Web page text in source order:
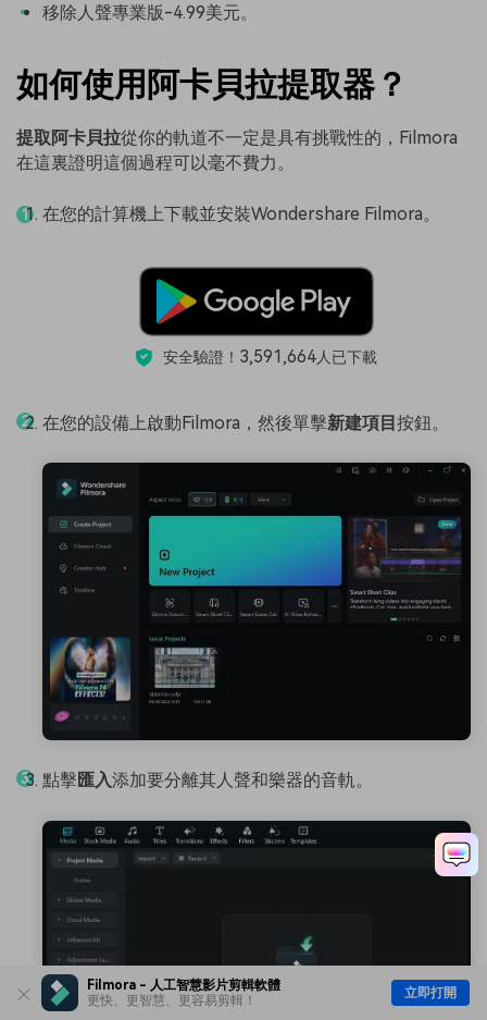
Filmora - 人工智慧影片剪輯軟體
更快、更智慧、更容易剪輯！
立即打開
移除人聲專業版-4.99美元。
如何使用阿卡貝拉提取器？
提取阿卡貝拉從你的軌道不一定是具有挑戰性的，Filmora
在這裏證明這個過程可以毫不費力。
在您的計算機上下載並安裝Wondershare Filmora。
安全驗證！ 3,591,664人已下載
在您的設備上啟動Filmora，然後單擊新建項目按鈕。
點擊匯入添加要分離其人聲和樂器的音軌。